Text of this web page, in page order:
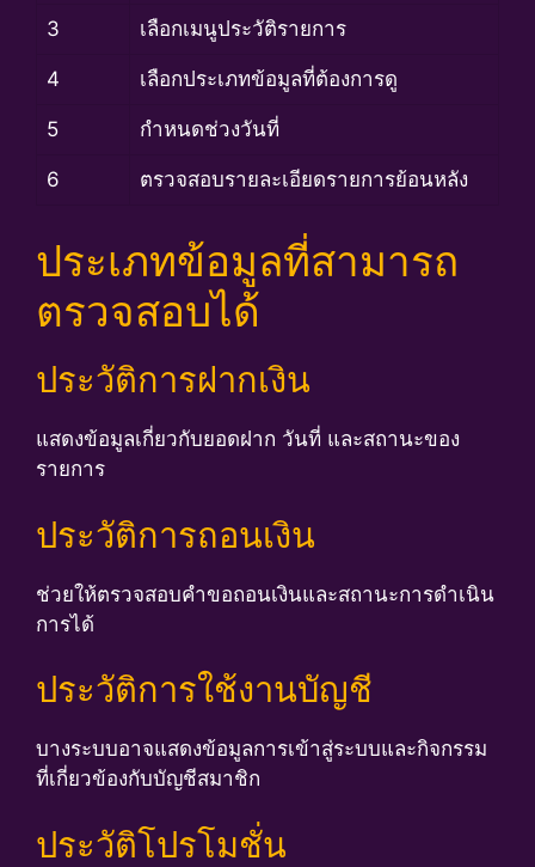
3 เลือกเมนูประวัติรายการ
4 เลือกประเภทข้อมูลที่ต้องการดู
5 กำหนดช่วงวันที่
6 ตรวจสอบรายละเอียดรายการย้อนหลัง
ประเภทข้อมูลที่สามารถ
ตรวจสอบได้
ประวัติการฝากเงิน
แสดงข้อมูลเกี่ยวกับยอดฝาก วันที่ และสถานะของ
รายการ
ประวัติการถอนเงิน
ช่วยให้ตรวจสอบคำขอถอนเงินและสถานะการดำเนิน
การได้
ประวัติการใช้งานบัญชี
บางระบบอาจแสดงข้อมูลการเข้าสู่ระบบและกิจกรรม
ที่เกี่ยวข้องกับบัญชีสมาชิก
ประวัติโปรโมชั่น